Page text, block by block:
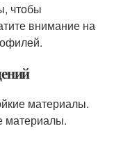
чтобы
внимание на
материалы.
материалы.